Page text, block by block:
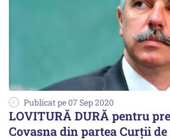
Publicat pe 07 Sep 2020
LOVITURĂ DURĂ pentru
Covasna din partea Curții